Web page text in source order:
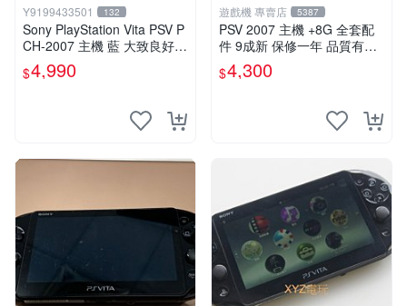
Y9199433501 132
Sony PlayStation Vita PSV P
CH-2007 主機 藍 大致良好
送絕版YAMATO保殼
$4,990
遊戲機 專賣店 5387
PSV 2007 主機 +8G 全套配
件 9成新 保修一年 品質有保
$4,300